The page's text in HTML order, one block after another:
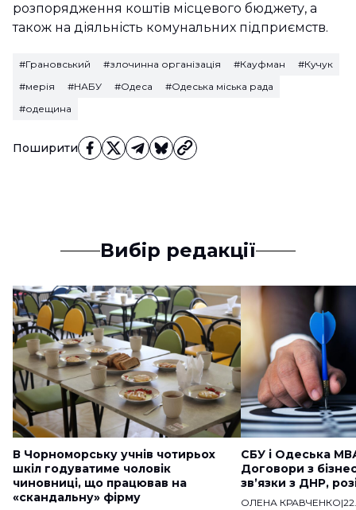
Поширити
розпорядження коштів місцевого бюджету, а
також на діяльність комунальних підприємств.
#Грановський #злочинна організація #Кауфман
#Кучук
#мерія
#НАБУ #Одеса
#Одеська міська рада
#одещина
Вибір редакції
В Чорноморську учнів чотирьох
шкіл годуватиме чоловік
чиновниці, що працював на
«скандальну» фірму
СБУ і Одеська
Договори з
звʼязки з ДНР,
ОЛЕНА КРАВЧЕНКО|